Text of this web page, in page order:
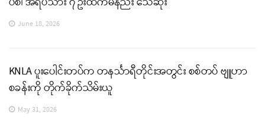
June 18, 2026
KNLA ပူးပေါင်းတပ်က တနင်္သာရီတိုင်းအတွင်း စစ်တပ် ဗျူဟာ
စခန်းကို တိုက်ခိုက်သိမ်းယူ
May 31, 2026